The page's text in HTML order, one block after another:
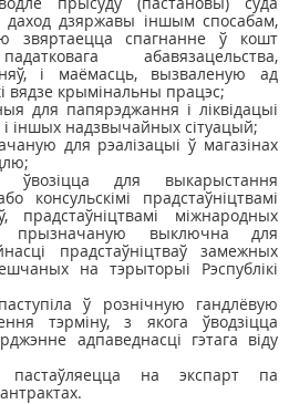
даход дзяржавы іншым спосабам,
звяртаецца спагнанне ў кошт
абавязацельства,
і маёмасць, вызваленую ад
вядзе крымінальны працэс;
для папярэджання і ліквідацыі
і іншых надзвычайных сітуацый;
для рэалізацыі ў магазінах
ўвозіцца для выкарыстання
консульскімі прадстаўніцтвамі
прадстаўніцтвамі міжнародных
прызначаную выключна для
прадстаўніцтваў замежных
на тэрыторыі Рэспублікі
ў рознічную гандлёвую
тэрміну, з якога ўводзіцца
адпаведнасці гэтага віду
пастаўляецца на экспарт па